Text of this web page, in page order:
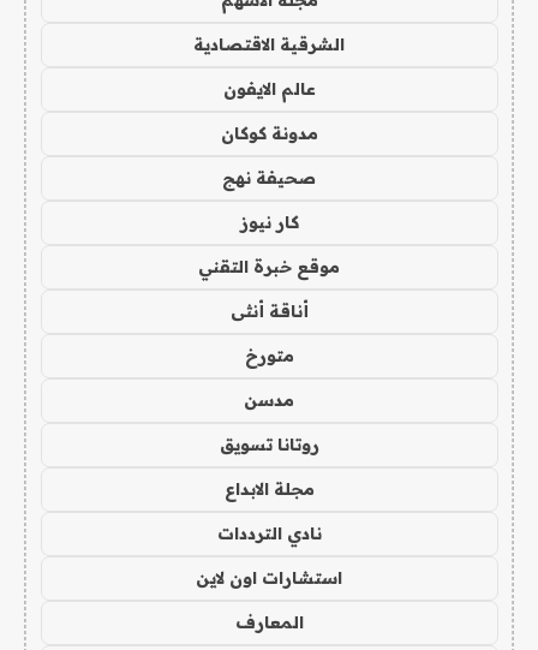
الشرقية الاقتصادية
عالم الايفون
مدونة كوكان
صحيفة نهج
كار نيوز
موقع خبرة التقني
أناقة أنثى
متورخ
مدسن
روتانا تسويق
مجلة الابداع
نادي الترددات
استشارات اون لاين
المعارف